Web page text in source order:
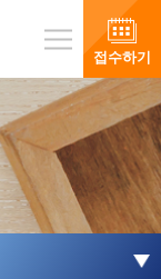
접수하기